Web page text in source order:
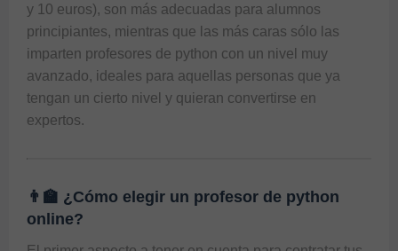
y 10 euros), son más adecuadas para alumnos
principiantes, mientras que las más caras sólo las
imparten profesores de python con un nivel muy
avanzado, ideales para aquellas personas que ya
tengan un cierto nivel y quieran convertirse en
expertos.
👨‍🏫 ¿Cómo elegir un profesor de python
online?